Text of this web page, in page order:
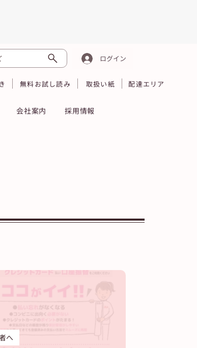
ログイン
無料お試し読み 取扱い紙 配達エリア
会社案内
採用情報
へ